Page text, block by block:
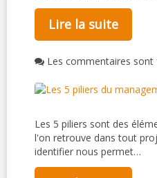
Lire la suite
Les commentaires sont
Les 5 piliers sont des
l'on retrouve dans tout
identifier nous permet…